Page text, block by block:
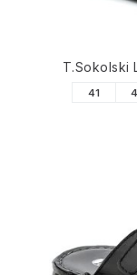
T.Sokolski
41